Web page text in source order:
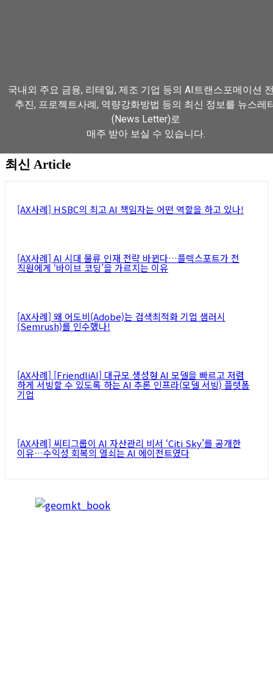
국내외 주요 금융, 리테일, 제조 기업 등의 AI트랜스포메이션
추진, 프로젝트사례, 역량강화방법 등의 최신 정보를 뉴스레
(News Letter)로
매주 받아 보실 수 있습니다.
최신 Article
[AX사례] HSBC의 최고 AI 책임자는 어떤 역할을 하고 있나!
[AX사례] AI 시대 물류 인재 전략 바뀐다…플렉스포트가 전
직원에게 ‘바이브 코딩’을 가르치는 이유
[AX사례] 왜 어도비(Adobe)는 검색최적화 기업 샘러시
(Semrush)를 인수했나!
[AX사례] [FriendliAI] 대규모 생성형 AI 모델을 빠르고 저렴
하게 서빙할 수 있도록 하는 AI 추론 인프라(모델 서빙) 플랫폼
기업
[AX사례] 씨티그룹이 AI 자산관리 비서 ‘Citi Sky’를 공개한
이유…수익성 회복의 열쇠는 AI 에이전트였다